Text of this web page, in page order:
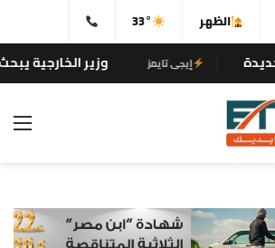
الظهر
33°
إيجى تايمز وزير الخارجية يبحث هاتفيًا مع